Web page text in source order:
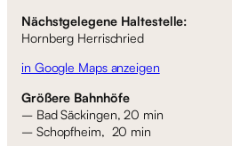
Nächstgelegene Haltestelle:
Hornberg Herrischried
in Google Maps anzeigen
Größere Bahnhöfe
– Bad Säckingen, 20 min
– Schopfheim, 20 min